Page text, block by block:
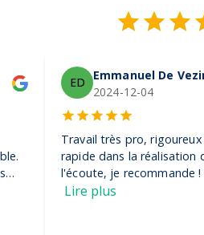
Emmanuel De Vezin
2024-12-04
Travail très pro, rigoureux et
rapide dans la réalisation de la
l'écoute, je recommande !
casquettes
Lire plus